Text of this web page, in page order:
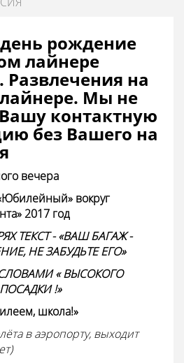
рождение
лайнере
на
Мы не
контактную
без Вашего на
вечера
вокруг
2017 год
ТЕКСТ - «ВАШ БАГАЖ -
НЕ ЗАБУДЬТЕ ЕГО»
« ВЫСОКОГО
!»
школа!»
в аэропорту, выходит